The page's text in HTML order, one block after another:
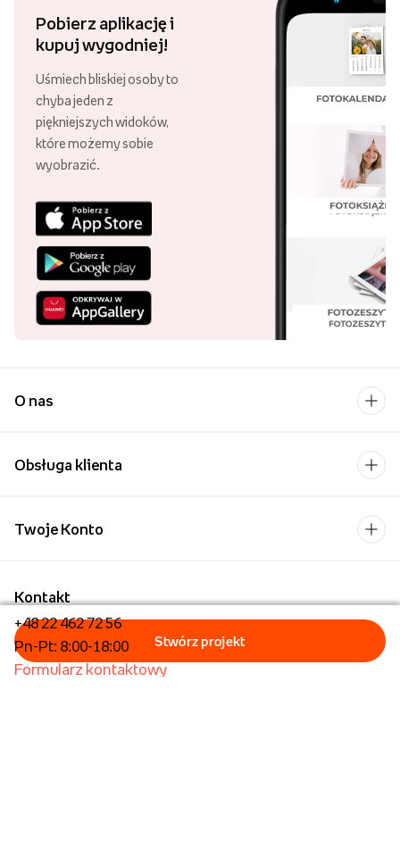
Pobierz aplikację i
kupuj wygodniej!
Uśmiech bliskiej osoby to
chyba jeden z
piękniejszych widoków,
które możemy sobie
wyobrazić.
O nas
Obsługa klienta
Kontakt
+48 22 462 72 56
Pn-Pt: 8:00-18:00
Formularz kontaktowy
Twoje Konto